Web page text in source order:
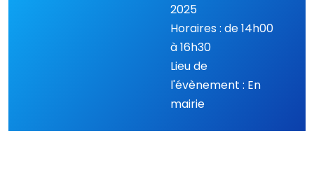
2025
Horaires : de 14h00
à 16h30
Lieu de
l'évènement : En
mairie